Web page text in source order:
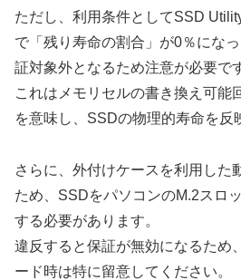
ただし、利用条件としてSSD
で「残り寿命の割合」が0％にな
証対象外となるため注意が必要で
これはメモリセルの書き換え可能
を意味し、SSDの物理的寿命を反
さらに、外付けケースを利用した
ため、SSDをパソコンのM.2スロ
する必要があります。
違反すると保証が無効になるため
ード時は特に留意してください。